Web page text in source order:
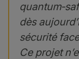
dès
sécurité
Ce projet